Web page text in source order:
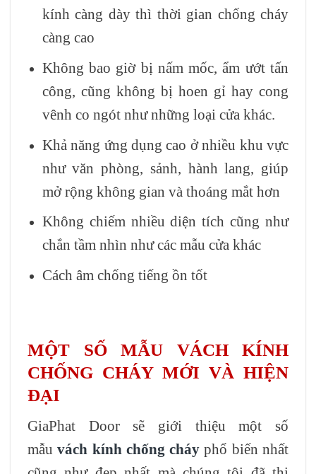
kính càng dày thì thời gian chống cháy
càng cao
Không bao giờ bị nấm mốc, ẩm ướt tấn
công, cũng không bị hoen gỉ hay cong
vênh co ngót như những loại cửa khác.
Khả năng ứng dụng cao ở nhiều khu vực
như văn phòng, sảnh, hành lang, giúp
mở rộng không gian và thoáng mắt hơn
Không chiếm nhiều diện tích cũng như
chắn tầm nhìn như các mẫu cửa khác
Cách âm chống tiếng ồn tốt
MỘT SỐ MẪU VÁCH KÍNH
CHỐNG CHÁY MỚI VÀ HIỆN
ĐẠI
GiaPhat Door sẽ giới thiệu một số
mẫuvách kính chống cháy phổ biến nhất